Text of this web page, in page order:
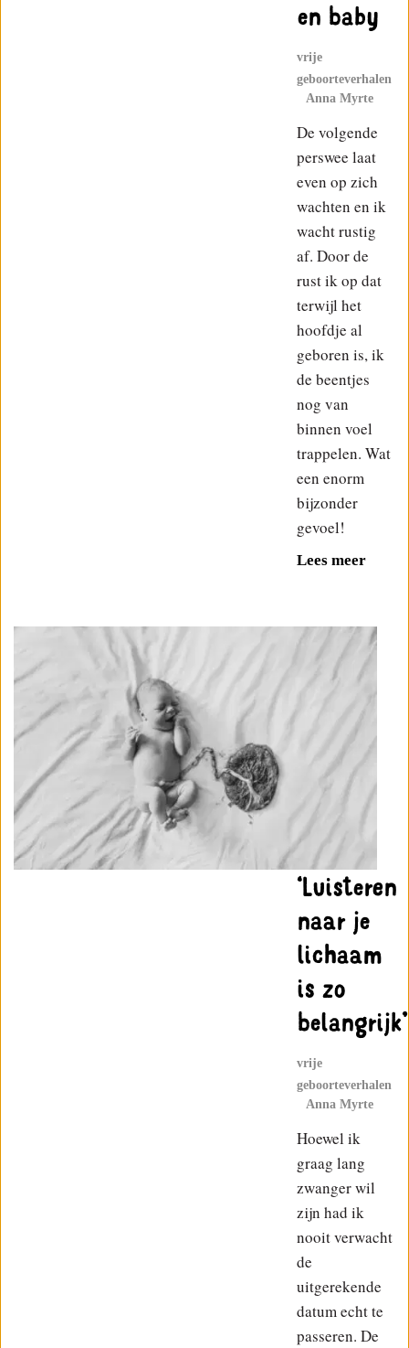
en baby
vrije
geboorteverhalen
Anna Myrte
De volgende
perswee laat
even op zich
wachten en ik
wacht rustig
af. Door de
rust ik op dat
terwijl het
hoofdje al
geboren is, ik
de beentjes
nog van
binnen voel
trappelen. Wat
een enorm
bijzonder
gevoel!
Lees meer
‘Luisteren
naar je
lichaam
is zo
belangrijk’
vrije
geboorteverhalen
Anna Myrte
Hoewel ik
graag lang
zwanger wil
zijn had ik
nooit verwacht
de
uitgerekende
datum echt te
passeren. De